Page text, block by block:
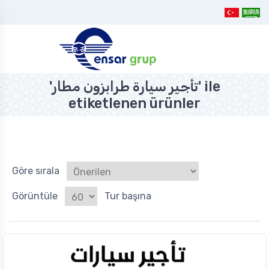
'تأجير سيارة طرابزون مطار' ile
etiketlenen ürünler
Göre sırala
Görüntüle Tur başına